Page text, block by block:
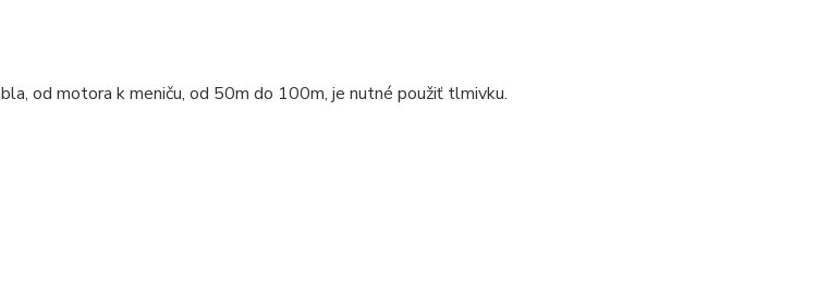
od motora k meniču, od 50m do 100m, je nutné použiť tlmivku.